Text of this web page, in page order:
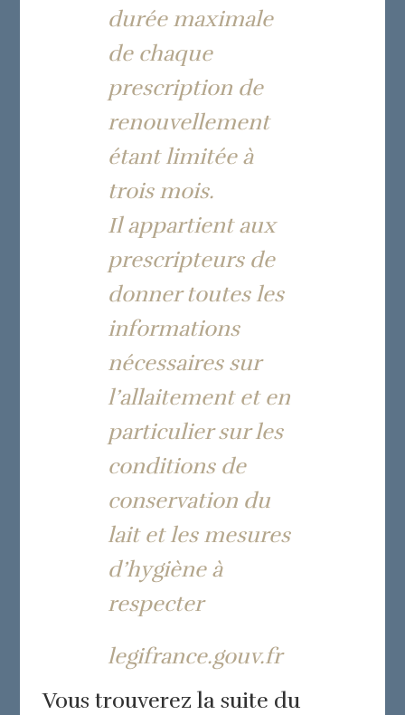
durée maximale
de chaque
prescription de
renouvellement
étant limitée à
trois mois.
Il appartient aux
prescripteurs de
donner toutes les
informations
nécessaires sur
l’allaitement et en
particulier sur les
conditions de
conservation du
lait et les mesures
d’hygiène à
respecter
legifrance.gouv.fr
Vous trouverez la suite du